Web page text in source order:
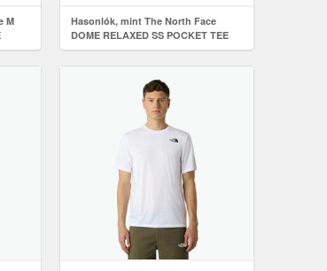
M
Hasonlók, mint The North Face
DOME RELAXED SS POCKET TEE
Férfi póló, fehér, méret